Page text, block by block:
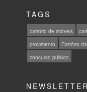
TAGS
cartório de imóveis
provimento
Cartório
concurso público
NEWSLETTER